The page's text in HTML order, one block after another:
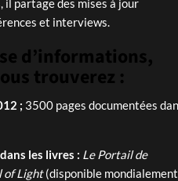
et interviews.
d’informations,
trouverez :
; 3500 pages documentées
les livres : Le Portail de
of Light(disponible mondialement